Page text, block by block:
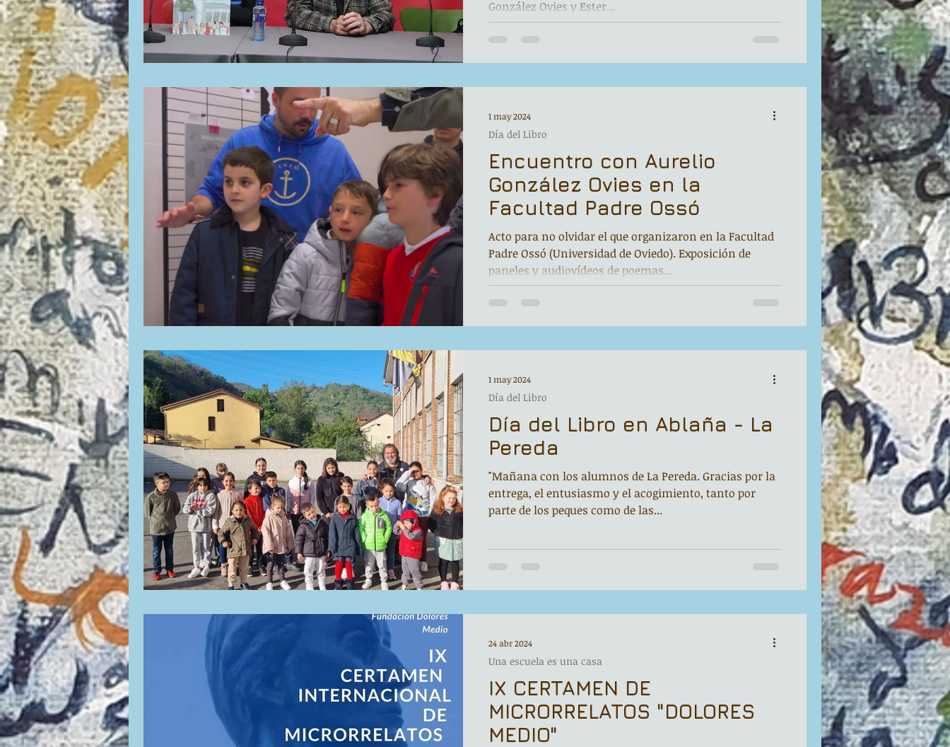
Día Mundial de la Poesía Galardones Recital Taller literario Entonces
Vengo del norte Pequeños pasos para grandes poetas
González Ovies y Ester...
Encuentro con Aurelio
González Ovies en la
Facultad Padre Ossó
Acto para no olvidar el que organizaron en la Facultad
Padre Ossó (Universidad de Oviedo). Exposición de
paneles y audiovídeos de poemas...
Día del Libro
1 may 2024
Día del Libro en Ablaña - La
Pereda
"Mañana con los alumnos de La Pereda. Gracias por la
entrega, el entusiasmo y el acogimiento, tanto por
parte de los peques como de las...
Día del Libro
1 may 2024
IX CERTAMEN DE
MICRORRELATOS "DOLORES
MEDIO"
Una escuela es una casa
24 abr 2024